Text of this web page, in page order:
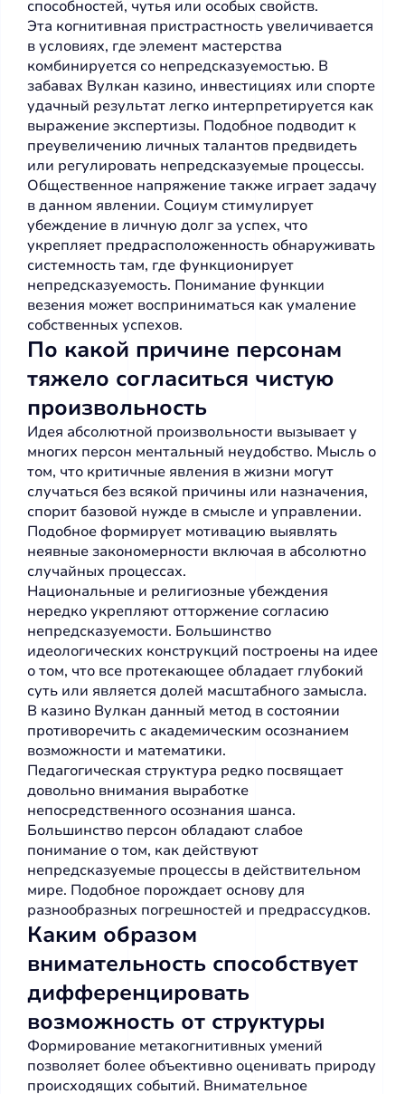
способностей, чутья или особых свойств.
Эта когнитивная пристрастность увеличивается
в условиях, где элемент мастерства
комбинируется со непредсказуемостью. В
забавах Вулкан казино, инвестициях или спорте
удачный результат легко интерпретируется как
выражение экспертизы. Подобное подводит к
преувеличению личных талантов предвидеть
или регулировать непредсказуемые процессы.
Общественное напряжение также играет задачу
в данном явлении. Социум стимулирует
убеждение в личную долг за успех, что
укрепляет предрасположенность обнаруживать
системность там, где функционирует
непредсказуемость. Понимание функции
везения может восприниматься как умаление
собственных успехов.
По какой причине персонам
тяжело согласиться чистую
произвольность
Идея абсолютной произвольности вызывает у
многих персон ментальный неудобство. Мысль о
том, что критичные явления в жизни могут
случаться без всякой причины или назначения,
спорит базовой нужде в смысле и управлении.
Подобное формирует мотивацию выявлять
неявные закономерности включая в абсолютно
случайных процессах.
Национальные и религиозные убеждения
нередко укрепляют отторжение согласию
непредсказуемости. Большинство
идеологических конструкций построены на идее
о том, что все протекающее обладает глубокий
суть или является долей масштабного замысла.
В казино Вулкан данный метод в состоянии
противоречить с академическим осознанием
возможности и математики.
Педагогическая структура редко посвящает
довольно внимания выработке
непосредственного осознания шанса.
Большинство персон обладают слабое
понимание о том, как действуют
непредсказуемые процессы в действительном
мире. Подобное порождает основу для
разнообразных погрешностей и предрассудков.
Каким образом
внимательность способствует
дифференцировать
возможность от структуры
Формирование метакогнитивных умений
позволяет более объективно оценивать природу
происходящих событий. Внимательное